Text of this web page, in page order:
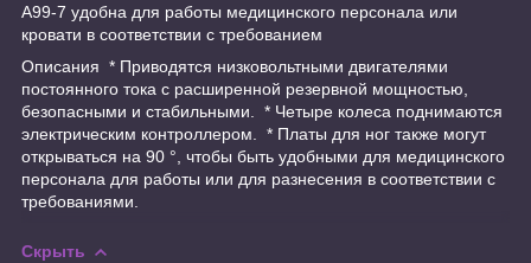
A99-7 удобна для работы медицинского персонала или
кровати в соответствии с требованием
Описания * Приводятся низковольтными двигателями
постоянного тока с расширенной резервной мощностью,
безопасными и стабильными. * Четыре колеса поднимаются
электрическим контроллером. * Платы для ног также могут
открываться на 90 °, чтобы быть удобными для медицинского
персонала для работы или для разнесения в соответствии с
требованиями.
Скрыть